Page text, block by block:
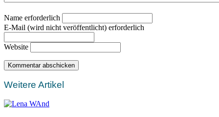
Name erforderlich
E-Mail (wird nicht veröffentlicht) erforderlich
Website
Weitere Artikel